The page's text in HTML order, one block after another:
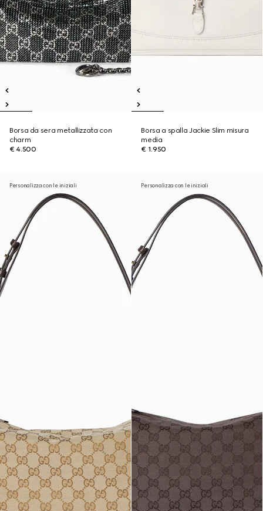
Borsa da sera metallizzata con
charm
€ 4.500
Borsa a spalla Jackie Slim misura
media
€ 1.950
Personalizza con le iniziali Personalizza con le iniziali